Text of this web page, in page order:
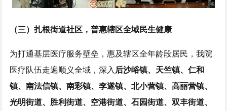
（三）扎根街道社区，普惠辖区全域民生健康
为打通基层医疗服务壁垒，惠及辖区全年龄段居民，我院
医疗队伍走遍顺义全域，深入 后沙峪镇、天竺镇、仁和
镇、南法信镇、南彩镇、李遂镇、北小营镇、高丽营镇、
光明街道、胜利街道、空港街道、石园街道、双丰街道、